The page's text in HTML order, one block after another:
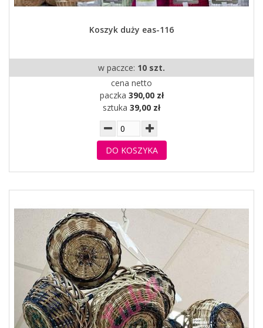
Koszyk duży eas-116
w paczce: 10 szt.
cena netto
paczka 390,00 zł
sztuka 39,00 zł
DO KOSZYKA